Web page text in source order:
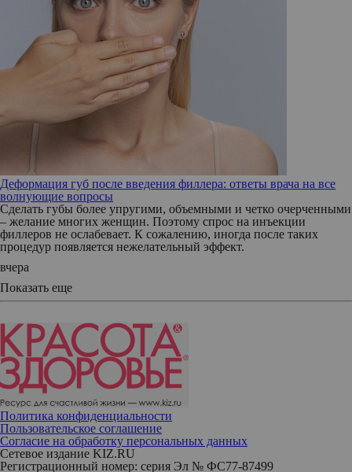
Деформация губ после введения филлера: ответы врача на все
волнующие вопросы
Сделать губы более упругими, объемными и четко очерченными
– желание многих женщин. Поэтому спрос на инъекции
филлеров не ослабевает. К сожалению, иногда после таких
процедур появляется нежелательный эффект.
вчера
Показать еще
Политика конфиденциальности
Пользовательское соглашение
Согласие на обработку персональных данных
Сетевое издание KIZ.RU
Регистрационный номер: серия Эл № ФС77-87499